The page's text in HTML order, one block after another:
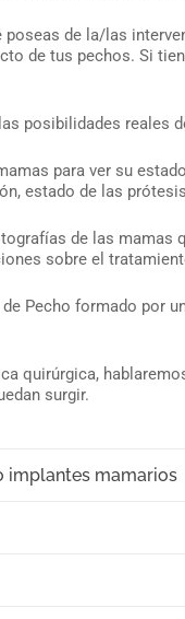
de la/las
de tus pechos. Si
posibilidades reales
para ver su
estado de las
de las mamas
sobre el
Pecho formado por
quirúrgica,
surgir.
implantes mamarios